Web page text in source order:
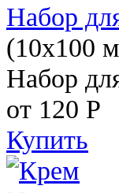
Набор
(10х100
Набор
от 120 Р
Купить